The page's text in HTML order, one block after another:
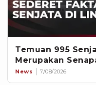
Temuan 995
Merupakan
News 7/08/2026